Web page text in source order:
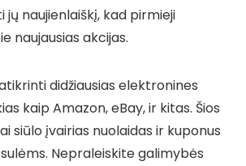
jų naujienlaiškį, kad pirmieji
naujausias akcijas.
didžiausias elektronines
kaip Amazon, eBay, ir kitas. Šios
siūlo įvairias nuolaidas ir kuponus
Nepraleiskite galimybės